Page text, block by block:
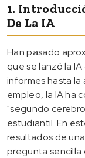
1.
De La IA
Han pasado
que se lanzó la
informes hasta
empleo, la IA ha
"segundo
estudiantil. En
resultados de
pregunta sencilla